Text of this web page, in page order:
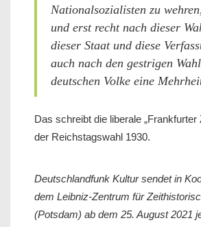
Nationalsozialisten zu
und erst recht nach dieser
dieser Staat und diese
auch nach den gestrigen
deutschen Volke eine
Das schreibt die liberale „Frankfurter
der Reichstagswahl 1930.
Deutschlandfunk Kultur sendet in
dem Leibniz-Zentrum für
(Potsdam) ab dem 25. August 2021